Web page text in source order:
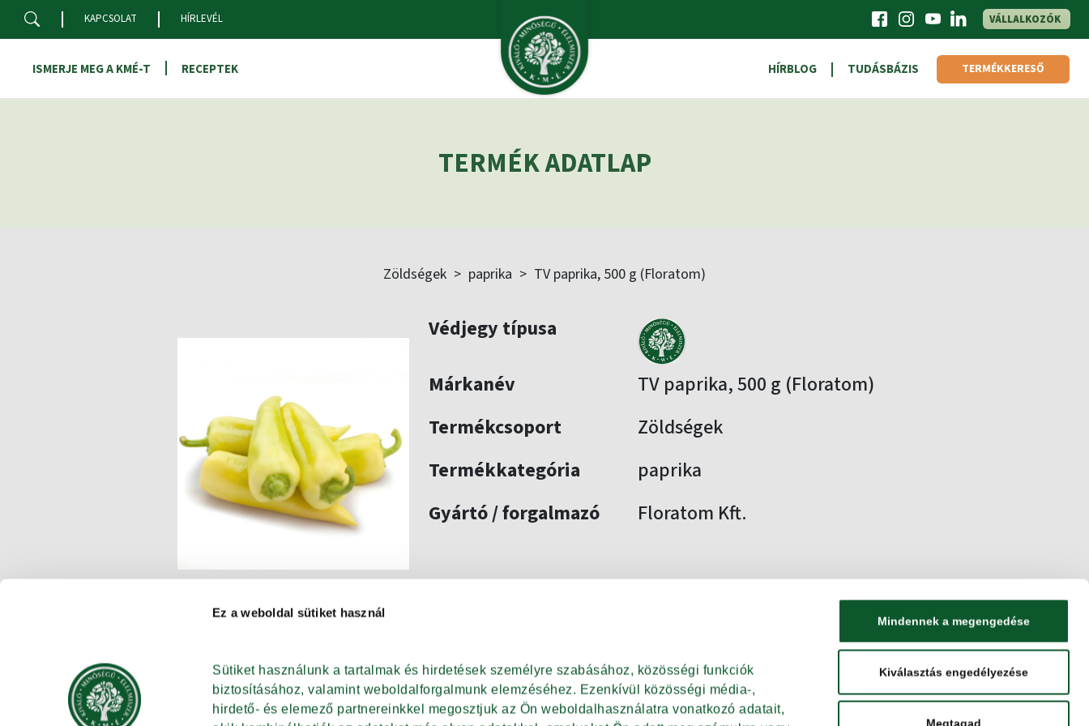
Ez a weboldal sütiket használ
Sütiket használunk a tartalmak és hirdetések személyre szabásához, közösségi funkciók
biztosításához, valamint weboldalforgalmunk elemzéséhez. Ezenkívül közösségi média-,
hirdető- és elemező partnereinkkel megosztjuk az Ön weboldalhasználatra vonatkozó adatait,
Mindennek a megengedése
Kiválasztás engedélyezése
Megtagad
Skip to main content
KAPCSOLAT HÍRLEVÉL VÁLLALKOZÓK
ISMERJE MEG A KMÉ-T RECEPTEK HÍRBLOG TUDÁSBÁZIS TERMÉKKERESŐ
TERMÉK ADATLAP
Zöldségek > paprika > TV paprika, 500 g (Floratom)
Védjegy típusa
Márkanév
TV paprika, 500 g (Floratom)
Termékcsoport
Zöldségek
Termékkategória
paprika
Gyártó / forgalmazó
Floratom Kft.